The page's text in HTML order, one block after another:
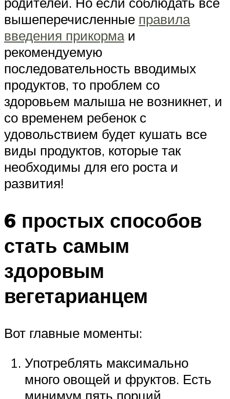
вышеперечисленные правила
введения прикормаи
рекомендуемую
последовательность вводимых
продуктов, то проблем со
здоровьем малыша не возникнет, и
со временем ребенок с
удовольствием будет кушать все
виды продуктов, которые так
необходимы для его роста и
развития!
6 простых способов
стать самым
здоровым
вегетарианцем
Вот главные моменты:
Употреблять максимально
много овощей и фруктов. Есть
минимум пять порций